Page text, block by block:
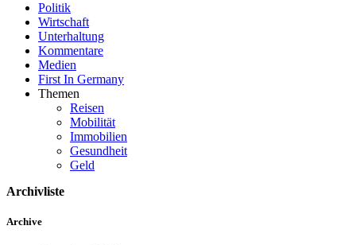
Politik
Wirtschaft
Unterhaltung
Kommentare
Medien
First In Germany
Themen
Reisen
Mobilität
Immobilien
Gesundheit
Geld
Archivliste
Archive